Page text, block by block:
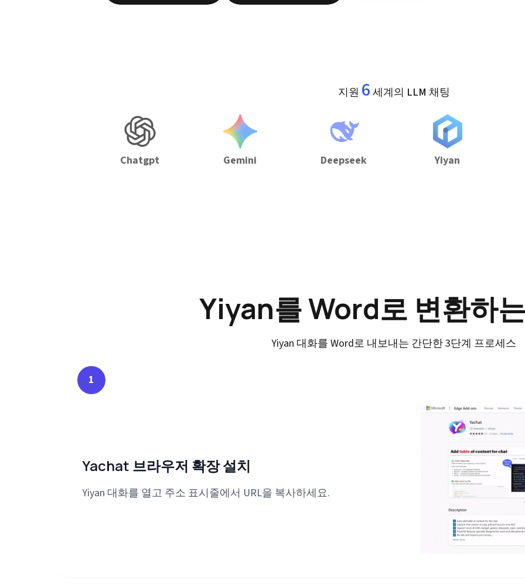
지원 6 세계의 LLM 채팅
Chatgpt Gemini Deepseek Yiyan
Yiyan를 Word로 변환하
Yiyan 대화를 Word로 내보내는 간단한 3단계 프로세스
1
Yachat 브라우저 확장 설치
Yiyan 대화를 열고 주소 표시줄에서 URL을 복사하세요.